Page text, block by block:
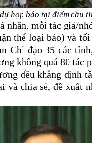
họp báo tại điểm cầu
nhân, mỗi tác giả/
thể loại báo) và
đạo 35 các
không quá 80 tác
đều khẳng định
chia sẻ, đề